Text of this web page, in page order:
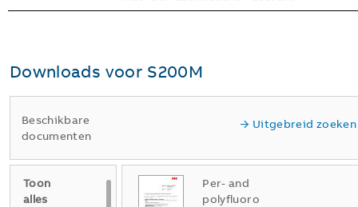
Downloads voor S200M
Beschikbare
documenten
Uitgebreid zoeken
Toon
alles
Per- and
polyfluoro